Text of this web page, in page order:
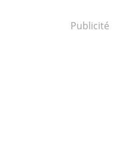
Publicité